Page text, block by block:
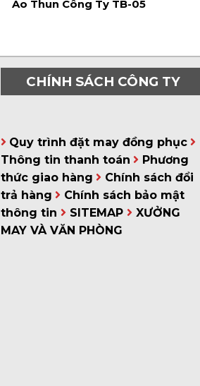
Áo Thun Công Ty TB-05
CHÍNH SÁCH CÔNG TY
Quy trình đặt may đồng phục
Thông tin thanh toán
Phương
thức giao hàng
Chính sách đổi
trả hàng
Chính sách bảo mật
thông tin
SITEMAP
XƯỞNG
MAY VÀ VĂN PHÒNG